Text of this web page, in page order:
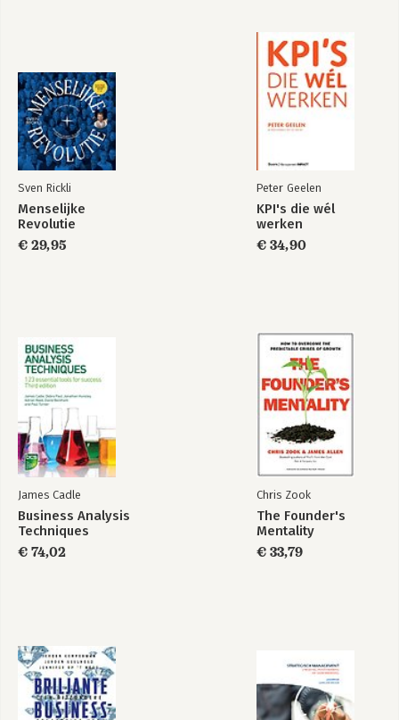
Deel 4: Implementatie 267
13 De organisatie 269
14 Aan de slag ... 293
Epiloog
Een mooie lentedag in 2030 ... 305
dankwoord 313
Eindnoten 315
Sven Rickli
Menselijke
Revolutie
€ 29,95
Peter Geelen
KPI's die wél
werken
€ 34,90
James Cadle
Business Analysis
Techniques
€ 74,02
Chris Zook
The Founder's
Mentality
€ 33,79